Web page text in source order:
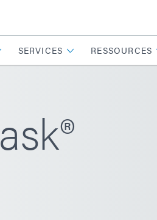
SERVICES RESSOURCES